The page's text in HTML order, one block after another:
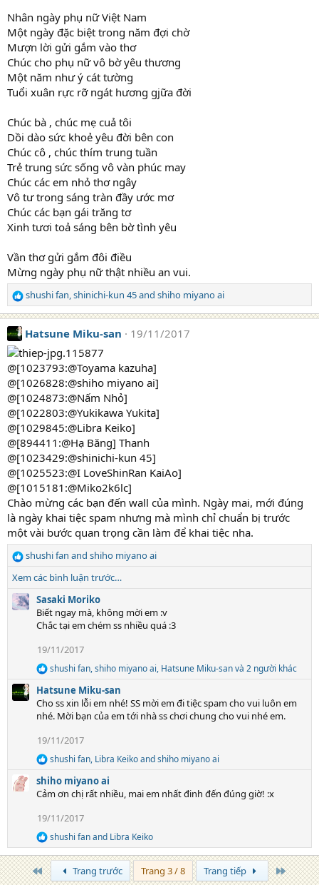
Nhân ngày phụ nữ Việt Nam
Một ngày đặc biệt trong năm đợi chờ
Mượn lời gửi gắm vào thơ
Chúc cho phụ nữ vô bờ yêu thương
Một năm như ý cát tường
Tuổi xuân rực rỡ ngát hương gjữa đời
Chúc bà , chúc mẹ cuả tôi
Dồi dào sức khoẻ yêu đời bên con
Chúc cô , chúc thím trung tuần
Trẻ trung sức sống vô vàn phúc may
Chúc các em nhỏ thơ ngây
Vô tư trong sáng tràn đầy ước mơ
Chúc các bạn gái trăng tơ
Xinh tươi toả sáng bên bờ tình yêu
Vần thơ gửi gắm đôi điều
Mừng ngày phụ nữ thật nhiều an vui.
R
e
a
c
t
i
o
n
s
:
shushi fan,shinichi-kun 45and shiho miyano ai
Hatsune Miku-san 19/11/2017
@[1023793:@Toyama kazuha]
@[1026828:@shiho miyano ai]
@[1024873:@Nấm Nhỏ]
@[1022803:@Yukikawa Yukita]
@[1029845:@Libra Keiko]
@[894411:@Hạ Băng] Thanh
@[1023429:@shinichi-kun 45]
@[1025523:@I LoveShinRan KaiAo]
@[1015181:@Miko2k6lc]
Chào mừng các bạn đến wall của mình. Ngày mai, mới đúng
là ngày khai tiệc spam nhưng mà mình chỉ chuẩn bị trước
một vài bước quan trọng cần làm để khai tiệc nha.
R
e
c
t
shushi fan and shiho miyano ai
Xem các bình luận trước…
Sasaki Moriko
Biết ngay mà, không mời em :v
Chắc tại em chém ss nhiều quá :3
19/11/2017
R
e
a
c
t
o
n
s
:
shushi fan,shiho miyano ai, Hatsune Miku-sanvà 2 người khác
Hatsune Miku-san
Cho ss xin lỗi em nhé! SS mời em đi tiệc spam cho vui luôn em
nhé. Mời bạn của em tới nhà ss chơi chung cho vui nhé em.
19/11/2017
R
a
c
o
n
s
:
shushi fan, Libra Keikoandshiho miyano ai
shiho miyano ai
Cảm ơn chị rất nhiều, mai em nhất đinh đến đúng giờ! :x
19/11/2017
R
e
a
c
shushi fanand Libra Keiko
Trang đầuTrang trước Trang 3 / 8 Trang tiếp Trang